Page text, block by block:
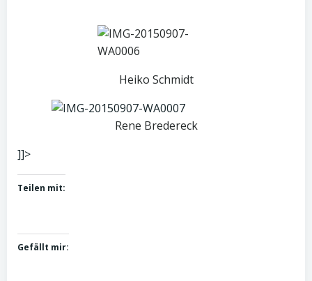
Heiko Schmidt
Rene Bredereck
]]>
Teilen mit:
Gefällt mir: